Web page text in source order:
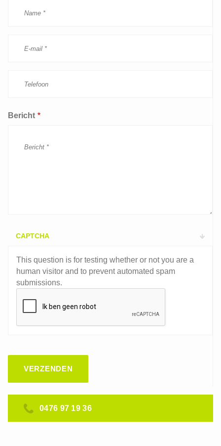
Bericht
CAPTCHA
This question is for testing whether or not you are a
human visitor and to prevent automated spam
submissions.
0476 97 19 36